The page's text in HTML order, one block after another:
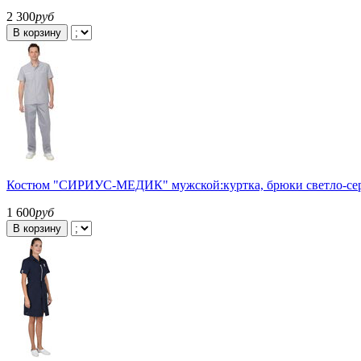
2 300руб
В корзину
Костюм "СИРИУС-МЕДИК" мужской:куртка, брюки светло-
1 600руб
В корзину